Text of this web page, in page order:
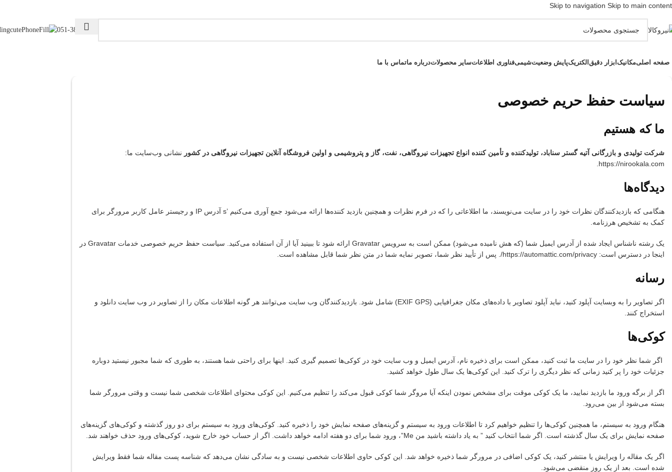
Skip to navigation Skip to main content
051-38660882
صفحه اصلیمکانیکابزار دقیقالکتریکپایش وضعیتشیمیفناوری اطلاعاتسایر محصولاتدرباره ماتماس با ما
سیاست حفظ حریم خصوصی
ما که هستیم
شرکت تولیدی و بازرگانی آتیه گستر سناباد، تولیدکننده و تأمین کننده انواع تجهیزات نیروگاهی، نفت، گاز و پتروشیمی و اولین فروشگاه آنلاین تجهیزات نیروگاهی در کشور نشانی وب‌سایت ما:
https://nirookala.com.
دیدگاه‌ها
هنگامی که بازدیدکنندگان نظرات خود را در سایت می‌نویسند، ما اطلاعاتی را که در فرم نظرات و همچنین بازدید کننده‌ها ارائه می‌شود جمع آوری می‌کنیم ’s آدرس IP و رجیستر عامل کاربر مرورگر برای
کمک به تشخیص هرزنامه.
یک رشته ناشناس ایجاد شده از آدرس ایمیل شما (که هش نامیده می‌شود) ممکن است به سرویس Gravatar ارائه شود تا ببینید آیا از آن استفاده می‌کنید. سیاست حفظ حریم خصوصی خدمات Gravatar در
اینجا در دسترس است: https://automattic.com/privacy/. پس از تأیید نظر شما، تصویر نمایه شما در متن نظر شما قابل مشاهده است.
رسانه
اگر تصاویر را به وبسایت آپلود کنید، نباید آپلود تصاویر با داده‌های مکان جغرافیایی (EXIF GPS) شامل شود. بازدیدکنندگان وب سایت می‌توانند هر گونه اطلاعات مکان را از تصاویر در وب سایت دانلود و
استخراج کنند.
کوکی‌ها
اگر شما نظر خود را در سایت ما ثبت کنید، ممکن است برای ذخیره نام، آدرس ایمیل و وب سایت خود در کوکی‌ها تصمیم گیری کنید. اینها برای راحتی شما هستند، به طوری که شما مجبور نیستید دوباره
جزئیات خود را پر کنید زمانی که نظر دیگری را ترک کنید. این کوکی‌ها یک سال طول خواهد کشید.
اگر از برگه ورود ما بازدید نمایید، ما یک کوکی موقت برای مشخص نمودن اینکه آیا مروگر شما کوکی قبول می‌کند را تنظیم می‌کنیم. این کوکی محتوای اطلاعات شخصی شما نیست و وقتی مرورگر شما
بسته می‌شود از بین می‌رود.
هنگام ورود به سیستم، ما همچنین کوکی‌ها را تنظیم خواهیم کرد تا اطلاعات ورود به سیستم و گزینه‌های صفحه نمایش خود را ذخیره کنید. کوکی‌های ورود به سیستم برای دو روز گذشته و کوکی‌های گزینه‌های
صفحه نمایش برای یک سال گذشته است. اگر شما انتخاب کنید ” به یاد داشته باشید من Me”، ورود شما برای دو هفته ادامه خواهد داشت. اگر از حساب خود خارج شوید، کوکی‌های ورود حذف خواهند شد.
اگر یک مقاله را ویرایش یا منتشر کنید، یک کوکی اضافی در مرورگر شما ذخیره خواهد شد. این کوکی حاوی اطلاعات شخصی نیست و به سادگی نشان می‌دهد که شناسه پست مقاله شما فقط ویرایش
شده است. بعد از یک روز منقضی می‌شود.